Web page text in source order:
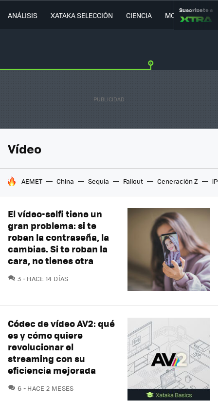
ANÁLISIS XATAKA SELECCIÓN CIENCIA MOVILIDAD
Suscríbete a
Vídeo
HOY SE HABLA DE
AEMET China Sequía Fallout Generación Z
El vídeo-selfi tiene un
gran problema: si te
roban la contraseña, la
cambias. Si te roban la
cara, no tienes otra
3 COMENTARIOS
HACE 14 DÍAS
Códec de vídeo AV2: qué
es y cómo quiere
revolucionar el
streaming con su
eficiencia mejorada
6 COMENTARIOS
HACE 2 MESES